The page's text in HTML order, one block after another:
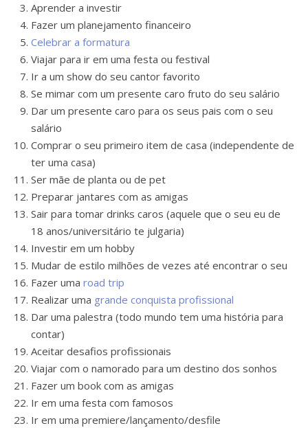
Aprender a investir
Fazer um planejamento financeiro
Celebrar a formatura
Viajar para ir em uma festa ou festival
Ir a um show do seu cantor favorito
Se mimar com um presente caro fruto do seu salário
Dar um presente caro para os seus pais com o seu
salário
Comprar o seu primeiro item de casa (independente de
ter uma casa)
Ser mãe de planta ou de pet
Preparar jantares com as amigas
Sair para tomar drinks caros (aquele que o seu eu de
18 anos/universitário te julgaria)
Investir em um hobby
Mudar de estilo milhões de vezes até encontrar o seu
Fazer uma road trip
Realizar uma grande conquista profissional
Dar uma palestra (todo mundo tem uma história para
contar)
Aceitar desafios profissionais
Viajar com o namorado para um destino dos sonhos
Fazer um book com as amigas
Ir em uma festa com famosos
Ir em uma premiere/lançamento/desfile